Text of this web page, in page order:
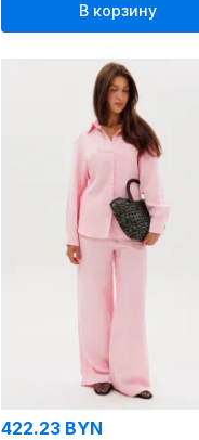
В корзину
422.23 BYN